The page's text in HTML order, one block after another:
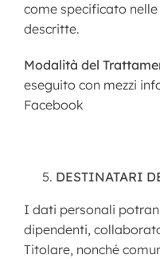
come specificato
descritte.
Modalità del
eseguito con mezzi
Facebook
DESTINATARI
I dati personali
dipendenti,
Titolare, nonché